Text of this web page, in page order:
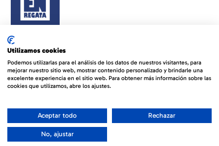
© EVENTOS NÁUTICOS REGATA
Política de cookies
By 100x100NET
Utilizamos cookies
Podemos utilizarlas para el análisis de los datos de nuestros visitantes, para
mejorar nuestro sitio web, mostrar contenido personalizado y brindarle una
excelente experiencia en el sitio web. Para obtener más información sobre las
cookies que utilizamos, abre los ajustes.
Aceptar todo Rechazar
No, ajustar